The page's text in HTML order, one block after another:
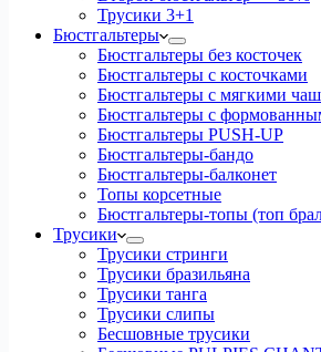
Трусики 3+1
Бюстгальтеры
Бюстгальтеры без косточек
Бюстгальтеры с косточками
Бюстгальтеры с мягкими
Бюстгальтеры с
Бюстгальтеры PUSH-UP
Бюстгальтеры-бандо
Бюстгальтеры-балконет
Топы корсетные
Бюстгальтеры-топы (топ
Трусики
Трусики стринги
Трусики бразильяна
Трусики танга
Трусики слипы
Бесшовные трусики